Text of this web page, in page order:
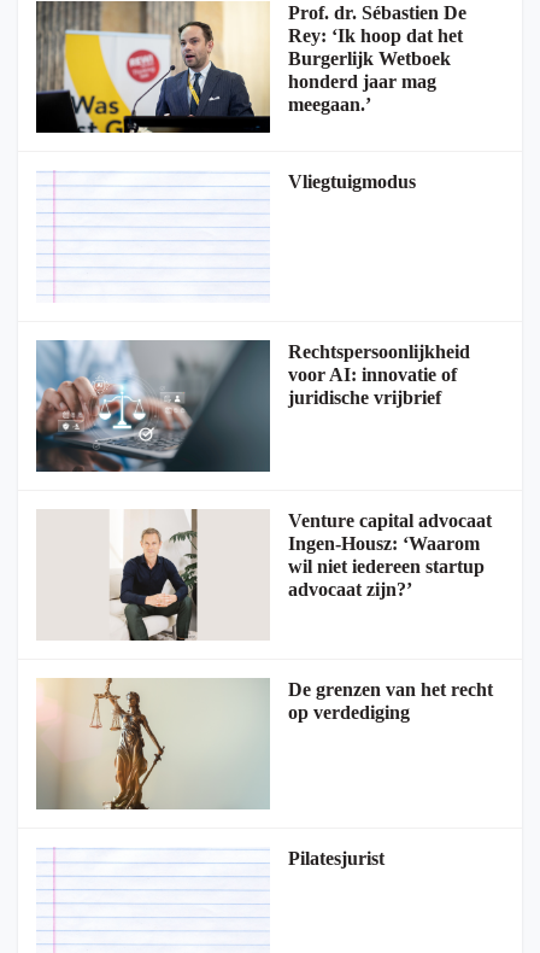
Prof. dr. Sébastien De
Rey: ‘Ik hoop dat het
Burgerlijk Wetboek
honderd jaar mag
meegaan.’
Vliegtuigmodus
Rechtspersoonlijkheid
voor AI: innovatie of
juridische vrijbrief
Venture capital advocaat
Ingen-Housz: ‘Waarom
wil niet iedereen startup
advocaat zijn?’
De grenzen van het recht
op verdediging
Pilatesjurist